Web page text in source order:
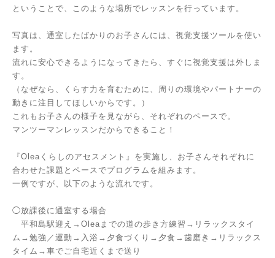
ということで、このような場所でレッスンを行っています。
写真は、通室したばかりのお子さんには、視覚支援ツールを使い
ます。
流れに安心できるようになってきたら、すぐに視覚支援は外しま
す。
（なぜなら、くらす力を育むために、周りの環境やパートナーの
動きに注目してほしいからです。）
これもお子さんの様子を見ながら、それぞれのペースで。
マンツーマンレッスンだからできること！
『Oleaくらしのアセスメント』を実施し、お子さんそれぞれに
合わせた課題とペースでプログラムを組みます。
一例ですが、以下のような流れです。
◯放課後に通室する場合
平和島駅迎え→Oleaまでの道の歩き方練習→リラックスタイ
ム→勉強／運動→入浴→夕食づくり→夕食→歯磨き→リラックス
タイム→車でご自宅近くまで送り